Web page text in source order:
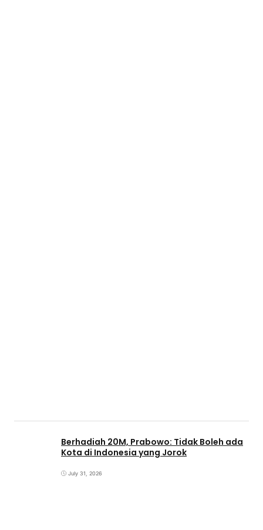
Berhadiah 20M, Prabowo: Tidak Boleh ada
Kota di Indonesia yang Jorok
July 31, 2026